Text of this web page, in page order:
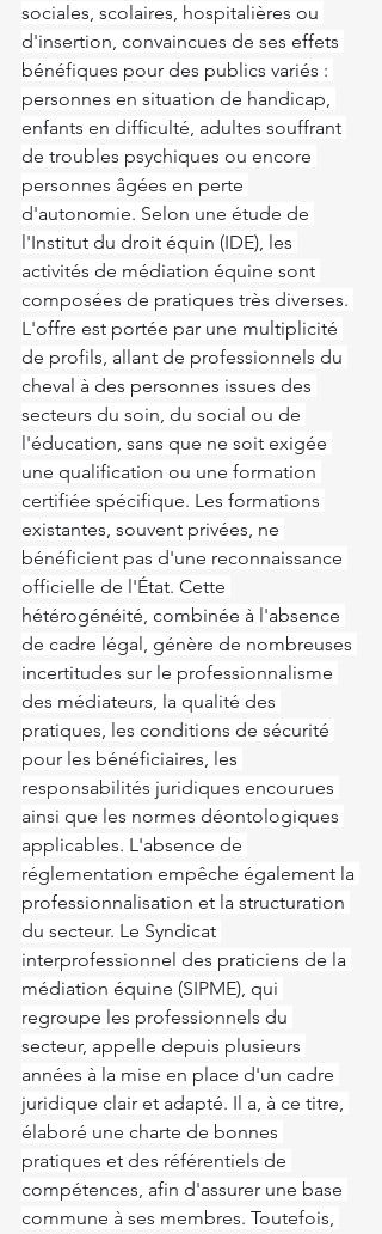
sociales, scolaires, hospitalières ou
d'insertion, convaincues de ses effets
bénéfiques pour des publics variés :
personnes en situation de handicap,
enfants en difficulté, adultes souffrant
de troubles psychiques ou encore
personnes âgées en perte
d'autonomie. Selon une étude de
l'Institut du droit équin (IDE), les
activités de médiation équine sont
composées de pratiques très diverses.
L'offre est portée par une multiplicité
de profils, allant de professionnels du
cheval à des personnes issues des
secteurs du soin, du social ou de
l'éducation, sans que ne soit exigée
une qualification ou une formation
certifiée spécifique. Les formations
existantes, souvent privées, ne
bénéficient pas d'une reconnaissance
officielle de l'État. Cette
hétérogénéité, combinée à l'absence
de cadre légal, génère de nombreuses
incertitudes sur le professionnalisme
des médiateurs, la qualité des
pratiques, les conditions de sécurité
pour les bénéficiaires, les
responsabilités juridiques encourues
ainsi que les normes déontologiques
applicables. L'absence de
réglementation empêche également la
professionnalisation et la structuration
du secteur. Le Syndicat
interprofessionnel des praticiens de la
médiation équine (SIPME), qui
regroupe les professionnels du
secteur, appelle depuis plusieurs
années à la mise en place d'un cadre
juridique clair et adapté. Il a, à ce titre,
élaboré une charte de bonnes
pratiques et des référentiels de
compétences, afin d'assurer une base
commune à ses membres. Toutefois,